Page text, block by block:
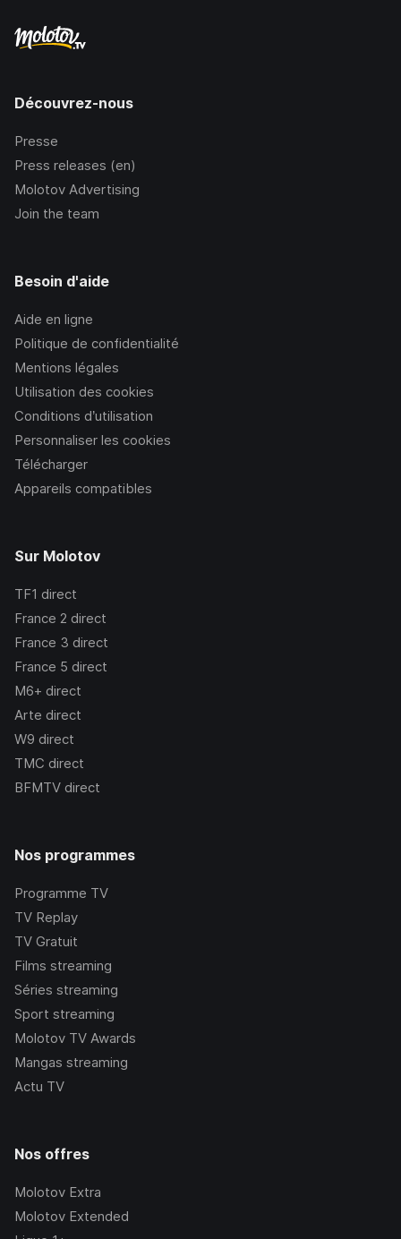
Découvrez-nous
Presse
Press releases (en)
Molotov Advertising
Join the team
Besoin d'aide
Aide en ligne
Politique de confidentialité
Mentions légales
Utilisation des cookies
Conditions d’utilisation
Personnaliser les cookies
Télécharger
Appareils compatibles
Sur Molotov
TF1 direct
France 2 direct
France 3 direct
France 5 direct
M6+ direct
Arte direct
W9 direct
TMC direct
BFMTV direct
Nos programmes
Programme TV
TV Replay
TV Gratuit
Films streaming
Séries streaming
Sport streaming
Molotov TV Awards
Mangas streaming
Actu TV
Nos offres
Molotov Extra
Molotov Extended